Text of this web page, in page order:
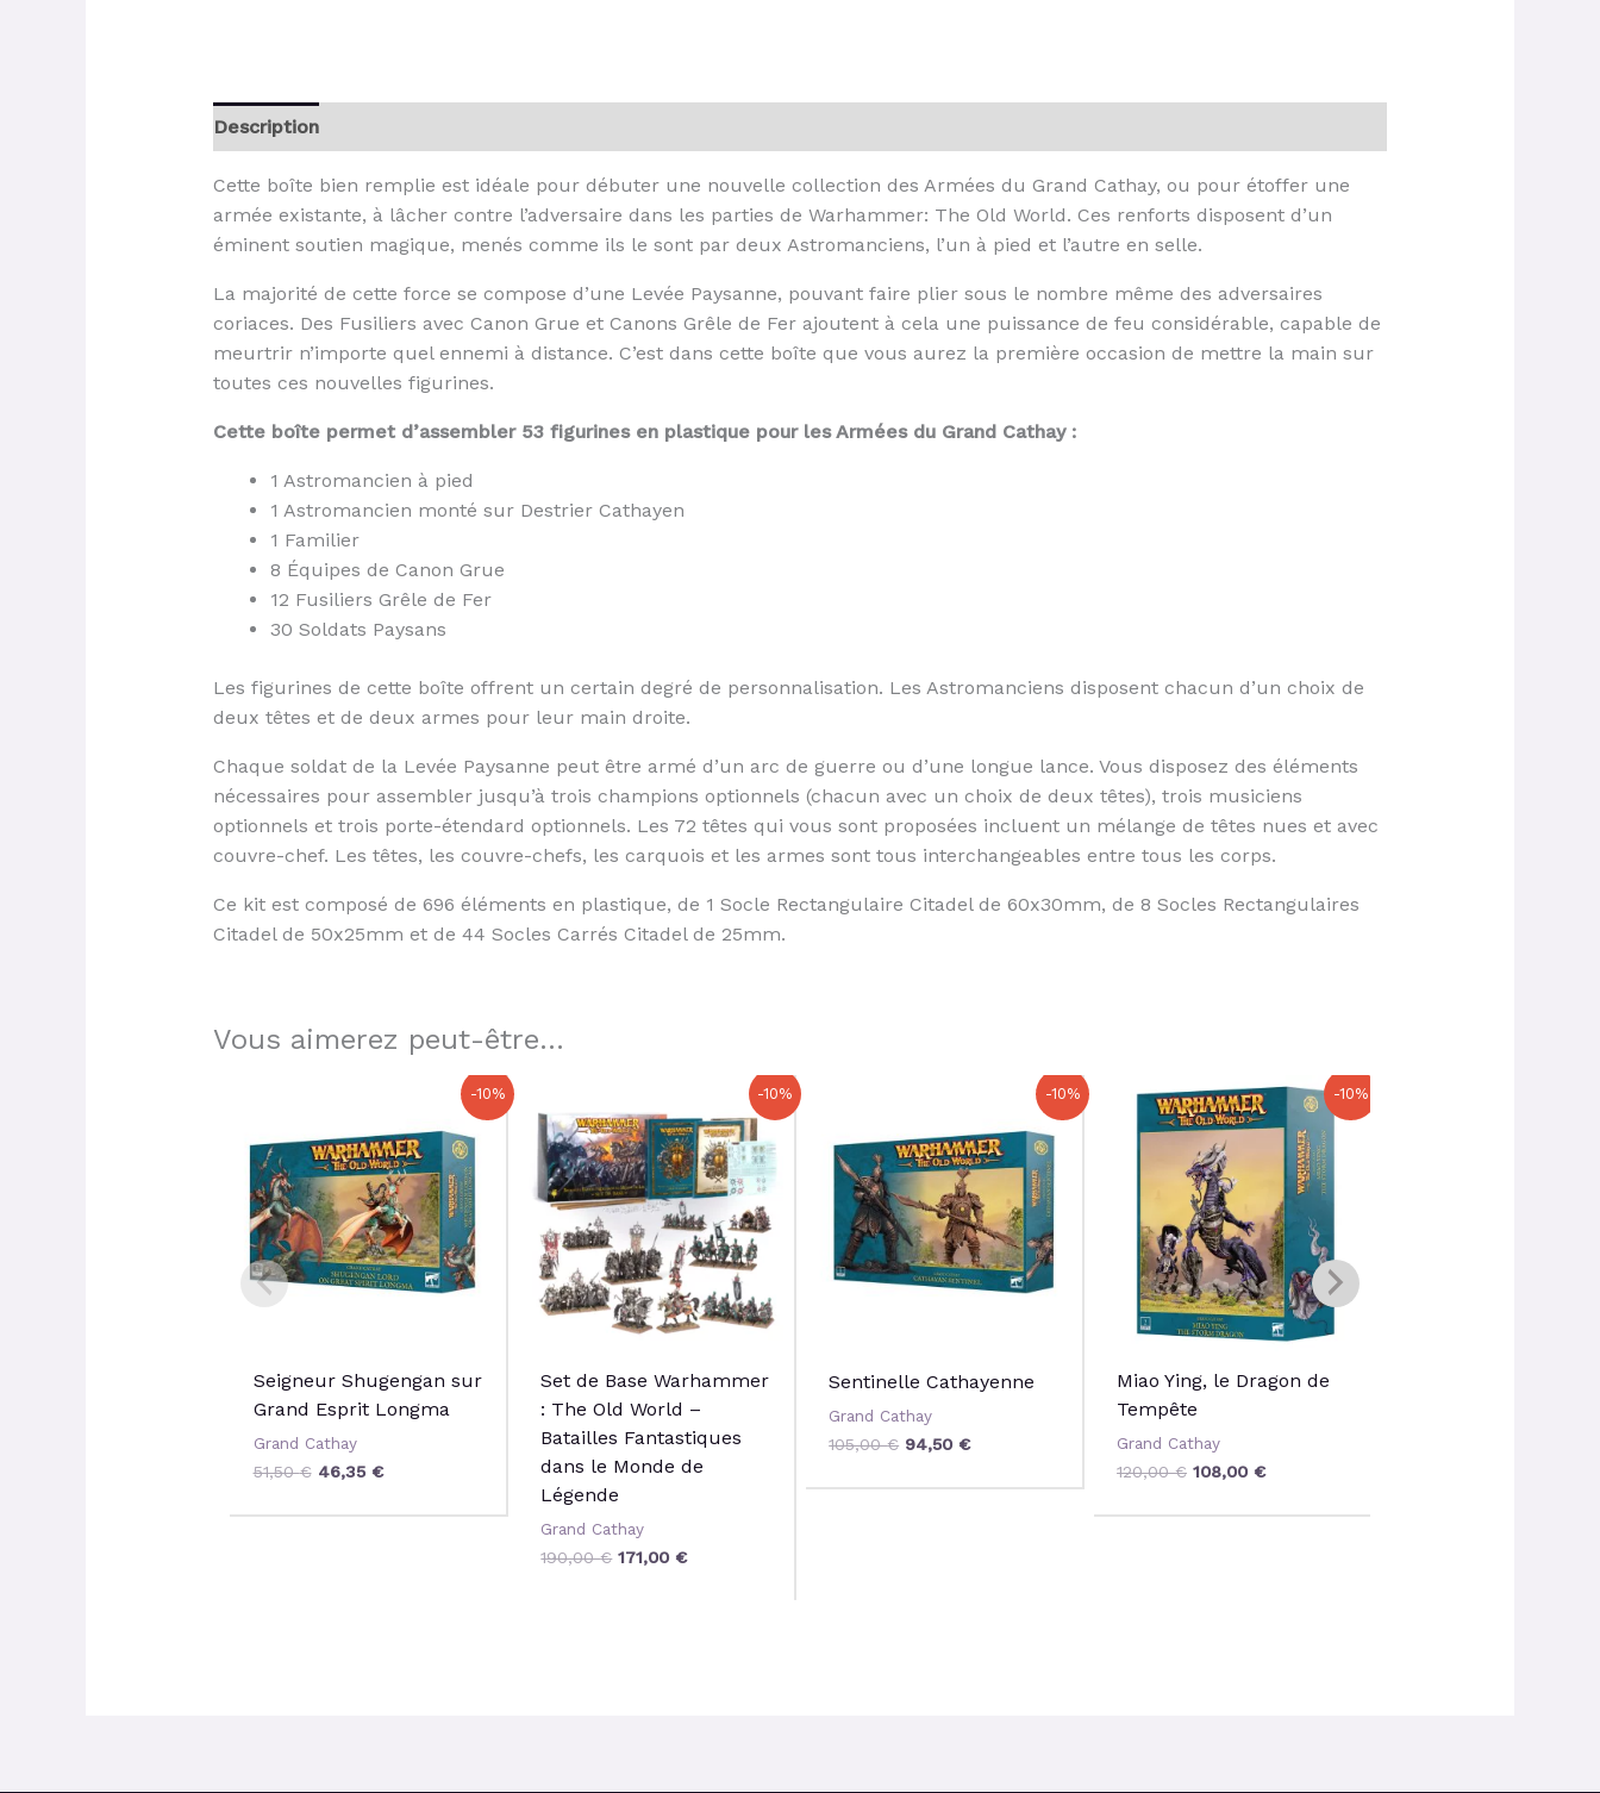
Description
Cette boîte bien remplie est idéale pour débuter une nouvelle collection des Armées du Grand Cathay, ou pour étoffer une
armée existante, à lâcher contre l’adversaire dans les parties de Warhammer: The Old World. Ces renforts disposent d’un
éminent soutien magique, menés comme ils le sont par deux Astromanciens, l’un à pied et l’autre en selle.
La majorité de cette force se compose d’une Levée Paysanne, pouvant faire plier sous le nombre même des adversaires
coriaces. Des Fusiliers avec Canon Grue et Canons Grêle de Fer ajoutent à cela une puissance de feu considérable, capable de
meurtrir n’importe quel ennemi à distance. C’est dans cette boîte que vous aurez la première occasion de mettre la main sur
toutes ces nouvelles figurines.
Cette boîte permet d’assembler 53 figurines en plastique pour les Armées du Grand Cathay :
1 Astromancien à pied
1 Astromancien monté sur Destrier Cathayen
1 Familier
8 Équipes de Canon Grue
12 Fusiliers Grêle de Fer
30 Soldats Paysans
Les figurines de cette boîte offrent un certain degré de personnalisation. Les Astromanciens disposent chacun d’un choix de
deux têtes et de deux armes pour leur main droite.
Chaque soldat de la Levée Paysanne peut être armé d’un arc de guerre ou d’une longue lance. Vous disposez des éléments
nécessaires pour assembler jusqu’à trois champions optionnels (chacun avec un choix de deux têtes), trois musiciens
optionnels et trois porte-étendard optionnels. Les 72 têtes qui vous sont proposées incluent un mélange de têtes nues et avec
couvre-chef. Les têtes, les couvre-chefs, les carquois et les armes sont tous interchangeables entre tous les corps.
Ce kit est composé de 696 éléments en plastique, de 1 Socle Rectangulaire Citadel de 60x30mm, de 8 Socles Rectangulaires
Citadel de 50x25mm et de 44 Socles Carrés Citadel de 25mm.
Vous aimerez peut-être...
-10%
Seigneur Shugengan sur
Grand Esprit Longma
Grand Cathay
51,50€
était :
51,50 €.
46,35 €
actuel
est :
46,35 €.
-10%
Set de Base Warhammer
: The Old World –
Batailles Fantastiques
dans le Monde de
Légende
Grand Cathay
190,00€
initial
était :
190,00 €.
171,00 €
actuel
est :
171,00 €.
-10%
Sentinelle Cathayenne
Grand Cathay
105,00€
était :
105,00 €.
94,50 €
actuel
est :
94,50 €.
-10%
Miao Ying, le Dragon de
Tempête
Grand Cathay
120,00€
prix
initial
était :
120,00 €.
108,00 €
Le
prix
actuel
est :
108,00 €.